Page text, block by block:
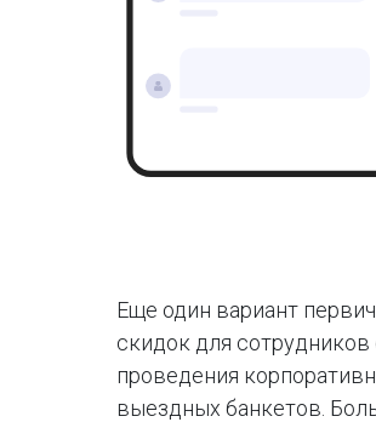
Еще один вариант
скидок для
проведения
выездных банкетов.